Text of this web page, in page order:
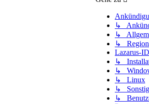
↳
↳
↳
Lazarus-
↳
↳
↳ Linux
↳
↳